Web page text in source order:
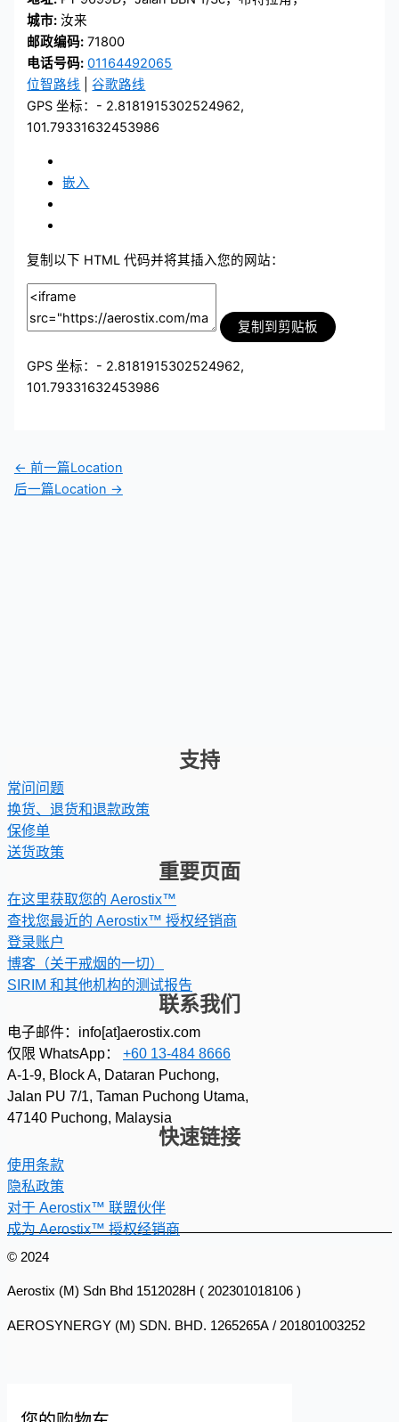
城市: 汝来
邮政编码: 71800
电话号码: 01164492065
位智路线 |谷歌路线
GPS 坐标：- 2.8181915302524962,
101.79331632453986
嵌入
复制以下 HTML 代码并将其插入您的网站：
复制到剪贴板
GPS 坐标：- 2.8181915302524962,
101.79331632453986
← 前一篇Location
后一篇Location →
支持
常问问题
换货、退货和退款政策
保修单
送货政策
重要页面
在这里获取您的 Aerostix™
查找您最近的 Aerostix™ 授权经销商
登录账户
博客（关于戒烟的一切）
SIRIM 和其他机构的测试报告
联系我们
电子邮件：info[at]aerostix.com
仅限 WhatsApp： +60 13-484 8666
A-1-9, Block A, Dataran Puchong,
Jalan PU 7/1, Taman Puchong Utama,
47140 Puchong, Malaysia
快速链接
使用条款
隐私政策
对于 Aerostix™ 联盟伙伴
成为 Aerostix™ 授权经销商
© 2024
Aerostix (M) Sdn Bhd 1512028H ( 202301018106 )
AEROSYNERGY (M) SDN. BHD. 1265265A / 201801003252